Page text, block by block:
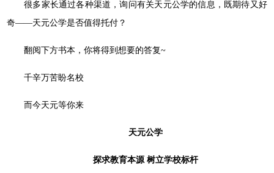
很多家长通过各种渠道，询问有关天元公学的信息，既期待又好
奇——天元公学是否值得托付？
翻阅下方书本，你将得到想要的答复~
千辛万苦盼名校
而今天元等你来
天元公学
探求教育本源 树立学校标杆